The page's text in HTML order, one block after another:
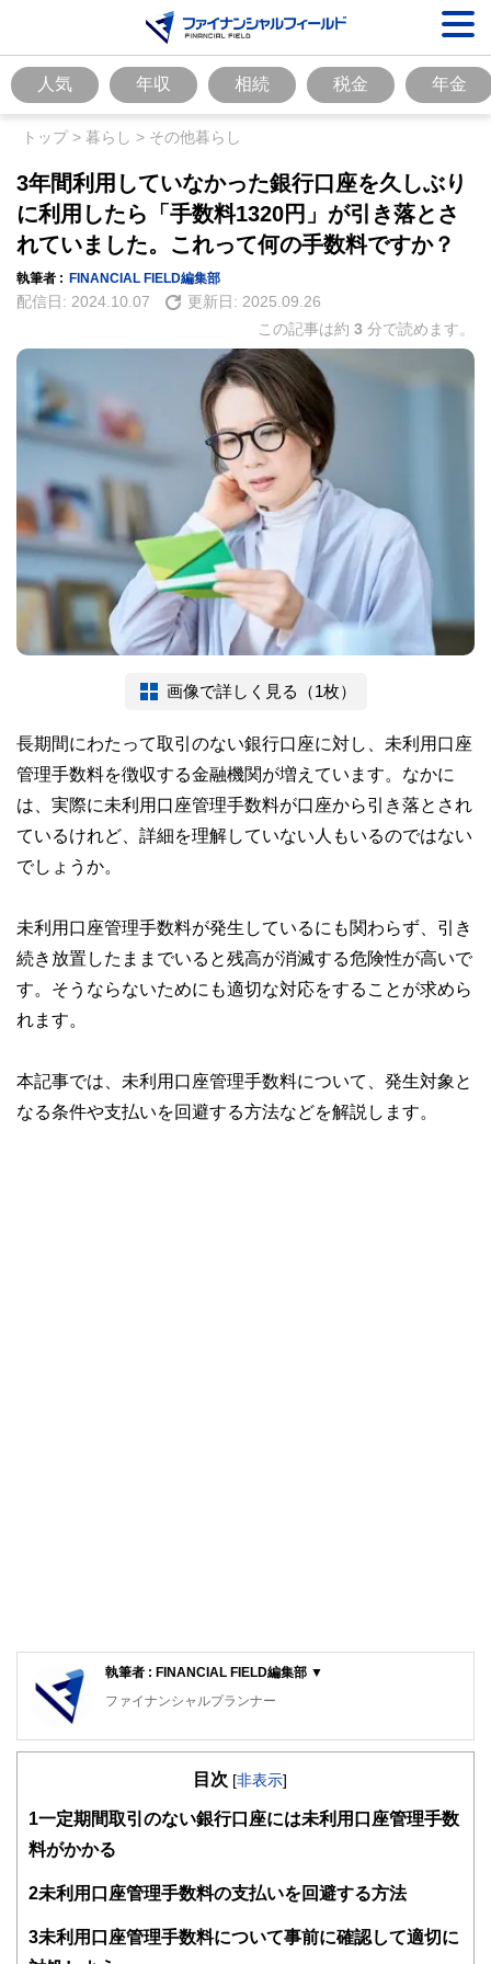
人気 年収 相続 税金 年金
トップ> 暮らし > その他暮らし
3年間利用していなかった銀行口座を久しぶり
に利用したら「手数料1320円」が引き落とさ
れていました。これって何の手数料ですか？
執筆者 : FINANCIAL FIELD編集部
配信日: 2024.10.07 更新日: 2025.09.26
この記事は約 3 分で読めます。
画像で詳しく見る（1枚）
長期間にわたって取引のない銀行口座に対し、未利用口座
管理手数料を徴収する金融機関が増えています。なかに
は、実際に未利用口座管理手数料が口座から引き落とされ
ているけれど、詳細を理解していない人もいるのではない
でしょうか。
未利用口座管理手数料が発生しているにも関わらず、引き
続き放置したままでいると残高が消滅する危険性が高いで
す。そうならないためにも適切な対応をすることが求めら
れます。
本記事では、未利用口座管理手数料について、発生対象と
なる条件や支払いを回避する方法などを解説します。
執筆者 : FINANCIAL FIELD編集部 ▼
ファイナンシャルプランナー
FinancialField編集部は、金融、経済に関する記事を、日々
知識がない方でも理解できるようわかりやすく発信していま
得者を中心に「お金や暮らし」に関する書籍・雑誌の編集経
関わることで、読者目線のコンテンツを追求しています。
FinancialFieldの特徴は、ファイナンシャルプランナー、弁
護士、税理士、宅地建物取引士、相続診断士、住宅ローンア
目次 [非表示]
1 一定期間取引のない銀行口座には未利用口座管理手数
料がかかる
2未利用口座管理手数料の支払いを回避する方法
3未利用口座管理手数料について事前に確認して適切に